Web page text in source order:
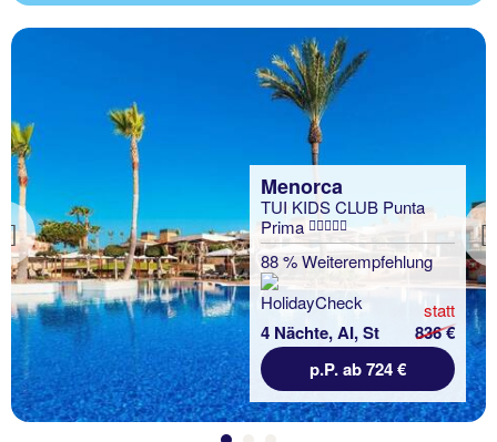
Previous
Menorca
TUI KIDS CLUB Punta
Prima
88 % Weiterempfehlung
4 Nächte, AI, St
statt
836 €
p.P. ab 724 €